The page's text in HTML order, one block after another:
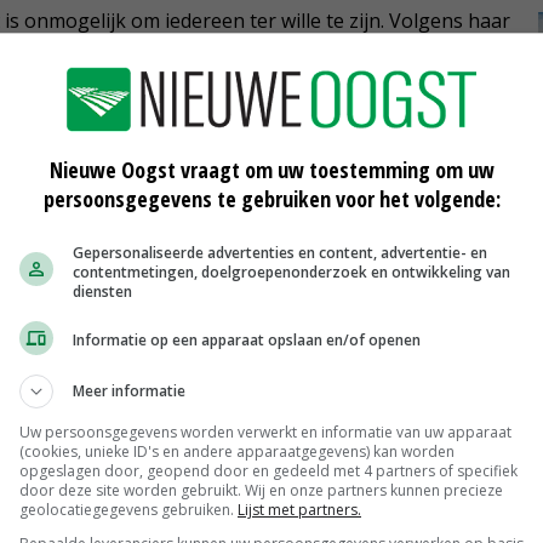
onmogelijk om iedereen ter wille te zijn. Volgens haar
voor een 'duurzame economie', een 'inclusieve
stuk dat ze schreef op basis van de eerder door
uitgevoerd, loopt uiteen. Neem de verduurzaming
zien meer gematigde partijen kansen in
nieuw kabinet (nog steeds) in handen zijn van VVD en
zij een 'zo progressief mogelijk' kabinet wil, met VVD,
ziet een coalitie met beide linkse partijen niet
kabinet over rechts lijkt vrijwel uitgesloten. De
zien.
Nieuwe Oogst vraagt om uw toestemming om uw
persoonsgegevens te gebruiken voor het volgende:
Gepersonaliseerde advertenties en content, advertentie- en
contentmetingen, doelgroepenonderzoek en ontwikkeling van
diensten
Informatie op een apparaat opslaan en/of openen
Meer informatie
Uw persoonsgegevens worden verwerkt en informatie van uw apparaat
(cookies, unieke ID's en andere apparaatgegevens) kan worden
opgeslagen door, geopend door en gedeeld met 4 partners of specifiek
door deze site worden gebruikt. Wij en onze partners kunnen precieze
geolocatiegegevens gebruiken. Lijst met partners.